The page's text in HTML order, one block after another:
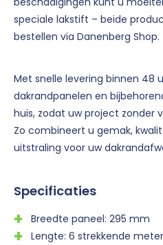
speciale lakstift – beide
bestellen via Danenberg Shop.
Met snelle levering binnen 48
dakrandpanelen en
huis, zodat uw project zonder
Zo combineert u gemak,
uitstraling voor uw
Specificaties
Breedte paneel: 295 mm
Lengte: 6 strekkende meter